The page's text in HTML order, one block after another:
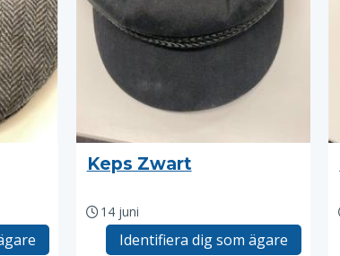
Keps Zwart
14 juni
Identifiera dig som ägare